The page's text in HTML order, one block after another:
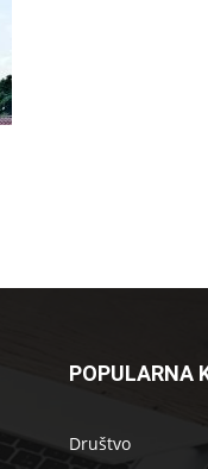
POPULARNA
Društvo